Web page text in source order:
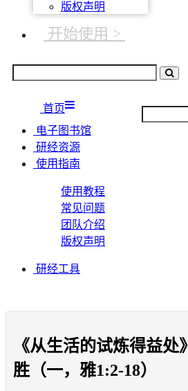
版权声明
开始使用 >
首页
电子图书馆
研经资源
使用指南
使用教程
常见问题
团队介绍
版权声明
研经工具
《从生活的试炼得益
胜（一，雅1:2-18）